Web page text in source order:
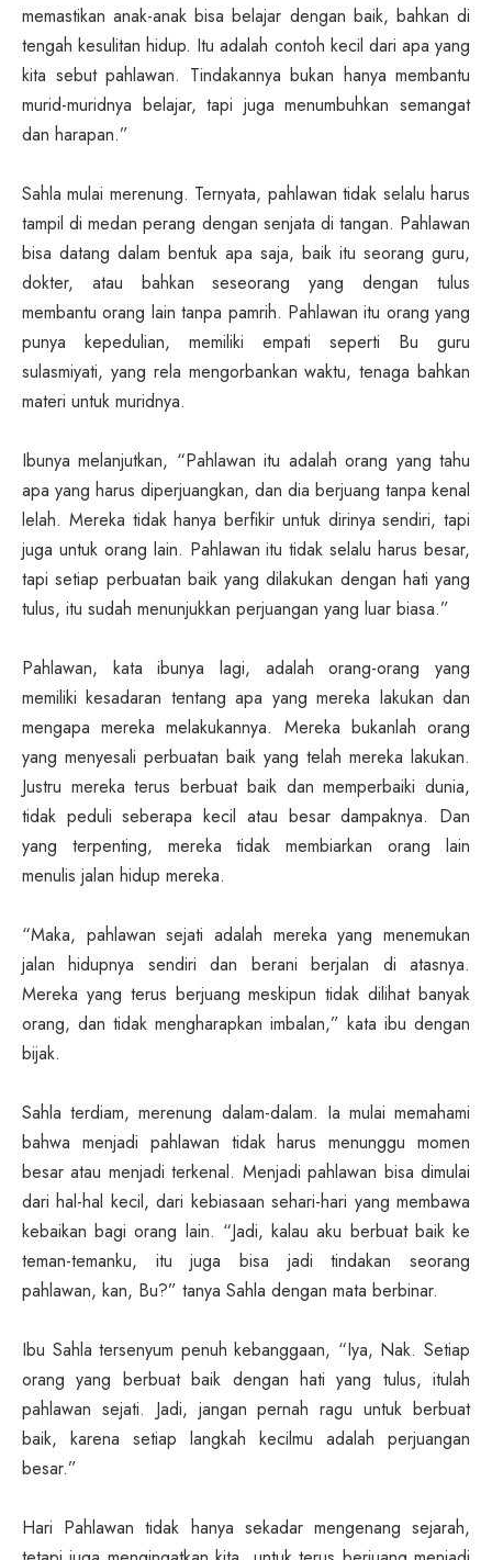
memastikan anak-anak bisa belajar dengan baik, bahkan di
tengah kesulitan hidup. Itu adalah contoh kecil dari apa yang
kita sebut pahlawan. Tindakannya bukan hanya membantu
murid-muridnya belajar, tapi juga menumbuhkan semangat
dan harapan.”
Sahla mulai merenung. Ternyata, pahlawan tidak selalu harus
tampil di medan perang dengan senjata di tangan. Pahlawan
bisa datang dalam bentuk apa saja, baik itu seorang guru,
dokter, atau bahkan seseorang yang dengan tulus
membantu orang lain tanpa pamrih. Pahlawan itu orang yang
punya kepedulian, memiliki empati seperti Bu guru
sulasmiyati, yang rela mengorbankan waktu, tenaga bahkan
materi untuk muridnya.
Ibunya melanjutkan, “Pahlawan itu adalah orang yang tahu
apa yang harus diperjuangkan, dan dia berjuang tanpa kenal
lelah. Mereka tidak hanya berfikir untuk dirinya sendiri, tapi
juga untuk orang lain. Pahlawan itu tidak selalu harus besar,
tapi setiap perbuatan baik yang dilakukan dengan hati yang
tulus, itu sudah menunjukkan perjuangan yang luar biasa.”
Pahlawan, kata ibunya lagi, adalah orang-orang yang
memiliki kesadaran tentang apa yang mereka lakukan dan
mengapa mereka melakukannya. Mereka bukanlah orang
yang menyesali perbuatan baik yang telah mereka lakukan.
Justru mereka terus berbuat baik dan memperbaiki dunia,
tidak peduli seberapa kecil atau besar dampaknya. Dan
yang terpenting, mereka tidak membiarkan orang lain
menulis jalan hidup mereka.
“Maka, pahlawan sejati adalah mereka yang menemukan
jalan hidupnya sendiri dan berani berjalan di atasnya.
Mereka yang terus berjuang meskipun tidak dilihat banyak
orang, dan tidak mengharapkan imbalan,” kata ibu dengan
bijak.
Sahla terdiam, merenung dalam-dalam. Ia mulai memahami
bahwa menjadi pahlawan tidak harus menunggu momen
besar atau menjadi terkenal. Menjadi pahlawan bisa dimulai
dari hal-hal kecil, dari kebiasaan sehari-hari yang membawa
kebaikan bagi orang lain. “Jadi, kalau aku berbuat baik ke
teman-temanku, itu juga bisa jadi tindakan seorang
pahlawan, kan, Bu?” tanya Sahla dengan mata berbinar.
Ibu Sahla tersenyum penuh kebanggaan, “Iya, Nak. Setiap
orang yang berbuat baik dengan hati yang tulus, itulah
pahlawan sejati. Jadi, jangan pernah ragu untuk berbuat
baik, karena setiap langkah kecilmu adalah perjuangan
besar.”
Hari Pahlawan tidak hanya sekadar mengenang sejarah,